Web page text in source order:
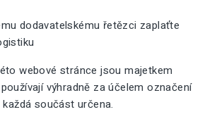
dodavatelskému řetězci zaplaťte
webové stránce jsou majetkem
výhradně za účelem označení
součást určena.